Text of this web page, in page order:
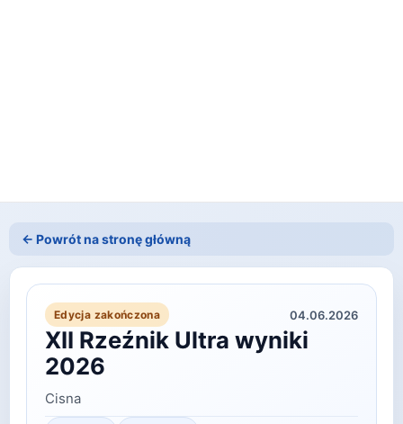
← Powrót na stronę główną
Edycja zakończona 04.06.2026
XII Rzeźnik Ultra wyniki
2026
Cisna